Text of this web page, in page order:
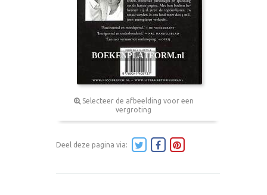
Selecteer de afbeelding voor een
vergroting
Deel deze pagina via: